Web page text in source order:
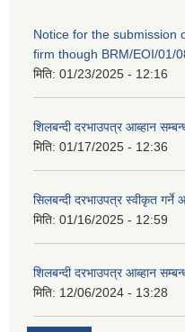
Notice for the submission
firm though BRM/EOI/01/
मिति: 01/23/2025 - 12:16
शिलबन्दी दरभाउपत्र आब्हान
मिति: 01/17/2025 - 12:36
सिलबन्दी दरभाउपत्र स्वीकृत
मिति: 01/16/2025 - 12:59
शिलबन्दी दरभाउपत्र आब्हान
मिति: 12/06/2024 - 13:28